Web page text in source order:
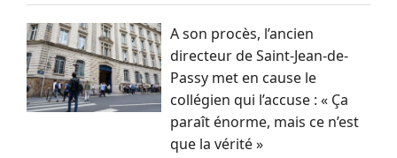
off-shore exploitée par Perenco, au
tard, le groupe pétrolier proposait
20 000 euros à sa compagne en
échange de sa discrétion.
A son procès, l’ancien
directeur de Saint-Jean-de-
Passy met en cause le
collégien qui l’accuse : « Ça
paraît énorme, mais ce n’est
que la vérité »